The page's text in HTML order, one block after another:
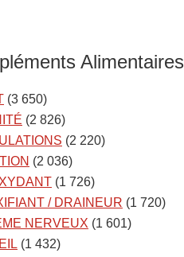
Alimentaires
(3 650)
(2 826)
(2 220)
(2 036)
(1 726)
/ DRAINEUR (1 720)
NERVEUX (1 601)
(1 432)